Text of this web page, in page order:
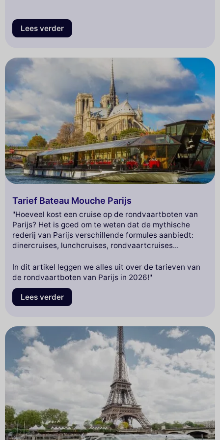
Lees verder
Tarief Bateau Mouche Parijs
"Hoeveel kost een cruise op de rondvaartboten van
Parijs? Het is goed om te weten dat de mythische
rederij van Parijs verschillende formules aanbiedt:
dinercruises, lunchcruises, rondvaartcruises...
In dit artikel leggen we alles uit over de tarieven van
de rondvaartboten van Parijs in 2026!"
Lees verder